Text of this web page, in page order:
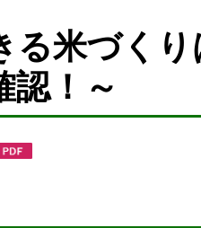
る米づくり
認！～